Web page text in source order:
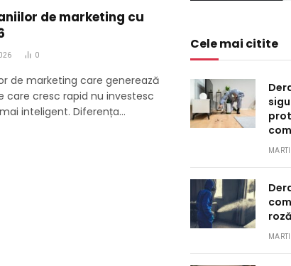
de marketing cu
0
de marketing care generează
care cresc rapid nu investesc
inteligent. Diferența…
Cele mai citite